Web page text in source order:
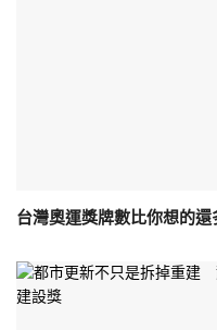
台灣奧運獎牌數比你想的